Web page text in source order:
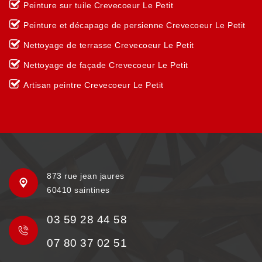
Peinture sur tuile Crevecoeur Le Petit
Peinture et décapage de persienne Crevecoeur Le Petit
Nettoyage de terrasse Crevecoeur Le Petit
Nettoyage de façade Crevecoeur Le Petit
Artisan peintre Crevecoeur Le Petit
873 rue jean jaures
60410 saintines
03 59 28 44 58
07 80 37 02 51